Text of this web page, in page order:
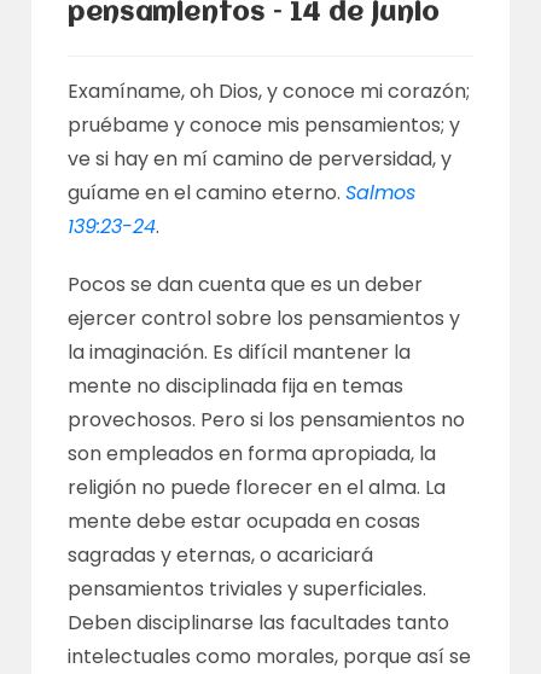
pensamientos – 14 de junio
Examíname, oh Dios, y conoce mi corazón;
pruébame y conoce mis pensamientos; y
ve si hay en mí camino de perversidad, y
guíame en el camino eterno.Salmos
139:23-24.
Pocos se dan cuenta que es un deber
ejercer control sobre los pensamientos y
la imaginación. Es difícil mantener la
mente no disciplinada fija en temas
provechosos. Pero si los pensamientos no
son empleados en forma apropiada, la
religión no puede florecer en el alma. La
mente debe estar ocupada en cosas
sagradas y eternas, o acariciará
pensamientos triviales y superficiales.
Deben disciplinarse las facultades tanto
intelectuales como morales, porque así se